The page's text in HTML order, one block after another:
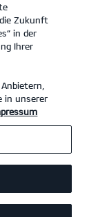
Zukunft
in der
Ihrer
in unserer